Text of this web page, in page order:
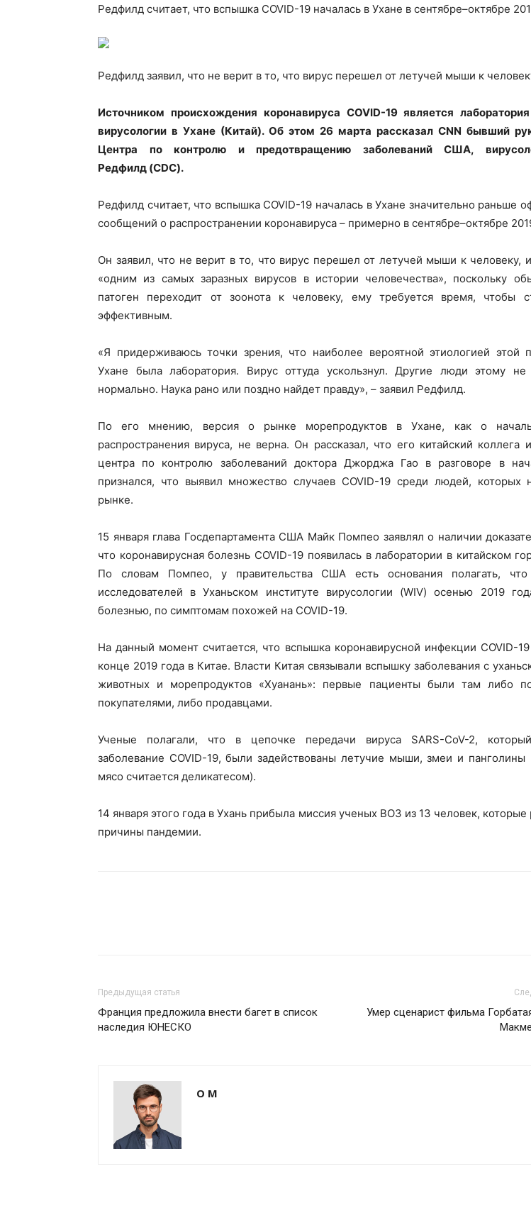
Редфилд считает, что вспышка COVID-19 началась в Ухане в сентябре–октябре
Редфилд заявил, что не верит в то, что вирус перешел от летучей мыши к
Источником происхождения коронавируса COVID-19 является
вирусологии в Ухане (Китай). Об этом 26 марта рассказал CNN бывший
Центра по контролю и предотвращению заболеваний США,
Редфилд (CDC).
Редфилд считает, что вспышка COVID-19 началась в Ухане значительно раньше
сообщений о распространении коронавируса – примерно в сентябре–октябре
Он заявил, что не верит в то, что вирус перешел от летучей мыши к человеку,
«одним из самых заразных вирусов в истории человечества», поскольку
патоген переходит от зоонота к человеку, ему требуется время, чтобы
эффективным.
«Я придерживаюсь точки зрения, что наиболее вероятной этиологией этой
Ухане была лаборатория. Вирус оттуда ускользнул. Другие люди этому не
нормально. Наука рано или поздно найдет правду», – заявил Редфилд.
По его мнению, версия о рынке морепродуктов в Ухане, как о
распространения вируса, не верна. Он рассказал, что его китайский коллега
центра по контролю заболеваний доктора Джорджа Гао в разговоре в
признался, что выявил множество случаев COVID-19 среди людей,
рынке.
15 января глава Госдепартамента США Майк Помпео заявлял о наличии
что коронавирусная болезнь COVID-19 появилась в лаборатории в китайском
По словам Помпео, у правительства США есть основания полагать, что
исследователей в Уханьском институте вирусологии (WIV) осенью 2019
болезнью, по симптомам похожей на COVID-19.
На данный момент считается, что вспышка коронавирусной инфекции COVID-
конце 2019 года в Китае. Власти Китая связывали вспышку заболевания с
животных и морепродуктов «Хуанань»: первые пациенты были там либо
покупателями, либо продавцами.
Ученые полагали, что в цепочке передачи вируса SARS-CoV-2,
заболевание COVID-19, были задействованы летучие мыши, змеи и панголины
мясо считается деликатесом).
14 января этого года в Ухань прибыла миссия ученых ВОЗ из 13 человек, которые
причины пандемии.
Предыдущая статья
Франция предложила внести багет в список
наследия ЮНЕСКО
Умер сценарист фильма
О М